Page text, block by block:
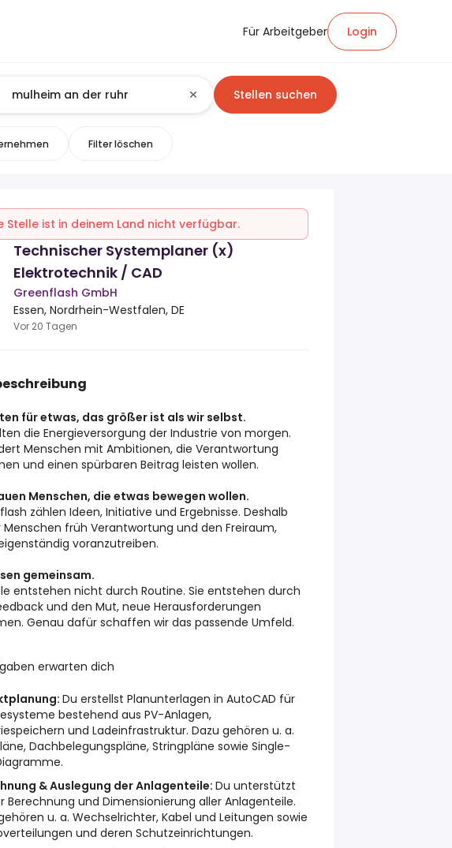
Für Arbeitgeber Login
Stellen suchen
Filter löschen
Stelle ist in deinem Land nicht verfügbar.
Technischer Systemplaner (x)
Elektrotechnik / CAD
Greenflash GmbH
Essen, Nordrhein-Westfalen, DE
Vor 20 Tagen
für etwas, das größer ist als wir selbst.
die Energieversorgung der Industrie von morgen.
Menschen mit Ambitionen, die Verantwortung
und einen spürbaren Beitrag leisten wollen.
Menschen, die etwas bewegen wollen.
zählen Ideen, Initiative und Ergebnisse. Deshalb
Menschen früh Verantwortung und den Freiraum,
voranzutreiben.
gemeinsam.
entstehen nicht durch Routine. Sie entstehen durch
und den Mut, neue Herausforderungen
Genau dafür schaffen wir das passende Umfeld.
erwarten dich
Du erstellst Planunterlagen in AutoCAD für
bestehend aus PV-Anlagen,
und Ladeinfrastruktur. Dazu gehören u. a.
Dachbelegungspläne, Stringpläne sowie Single-
& Auslegung der Anlagenteile: Du unterstützt
Berechnung und Dimensionierung aller Anlagenteile.
u. a. Wechselrichter, Kabel und Leitungen sowie
und deren Schutzeinrichtungen.